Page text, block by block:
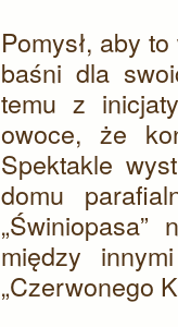
Pomysł, aby
baśni dla
temu z
owoce, że
Spektakle
domu
między
„Czerwonego